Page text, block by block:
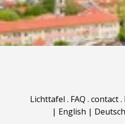
Lichttafel . FAQ . contact.
| English | Deutsch